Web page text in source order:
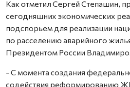
Как отметил Сергей Степашин,
сегодняшних экономических
подспорьем для реализации
по расселению аварийного
Президентом России
- С момента создания
содействия реформированию